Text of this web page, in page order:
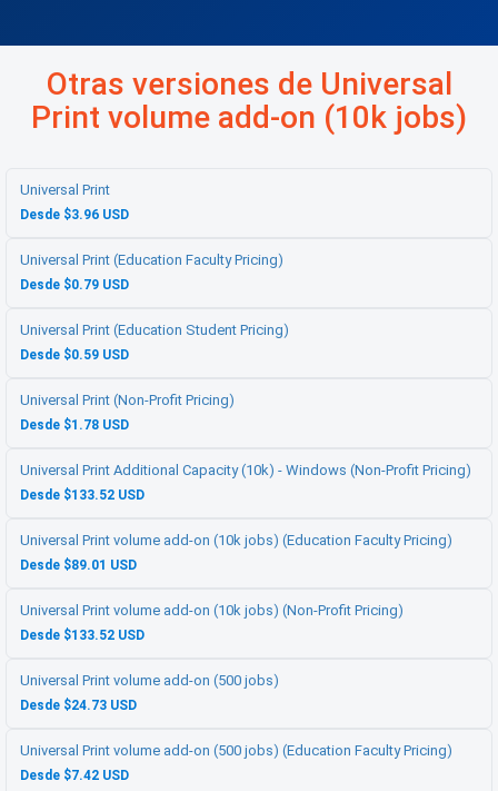
Otras versiones de Universal
Print volume add-on (10k jobs)
Universal Print
Desde $3.96 USD
Universal Print (Education Faculty Pricing)
Desde $0.79 USD
Universal Print (Education Student Pricing)
Desde $0.59 USD
Universal Print (Non-Profit Pricing)
Desde $1.78 USD
Universal Print Additional Capacity (10k) - Windows (Non-Profit Pricing)
Desde $133.52 USD
Universal Print volume add-on (10k jobs) (Education Faculty Pricing)
Desde $89.01 USD
Universal Print volume add-on (10k jobs) (Non-Profit Pricing)
Desde $133.52 USD
Universal Print volume add-on (500 jobs)
Desde $24.73 USD
Universal Print volume add-on (500 jobs) (Education Faculty Pricing)
Desde $7.42 USD